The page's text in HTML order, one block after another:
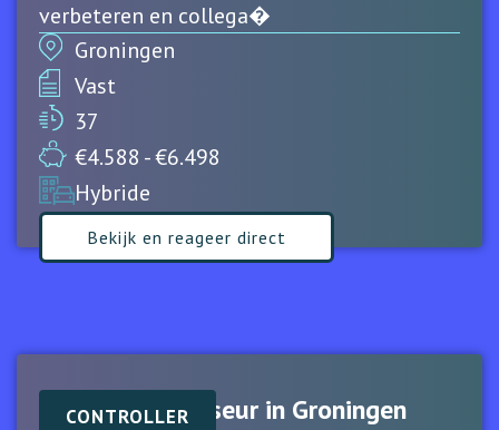
verbeteren en collega�
Groningen
Vast
37
€4.588 - €6.498
Hybride
Bekijk en reageer direct
CONTROLLER
Financieel Adviseur in Groningen